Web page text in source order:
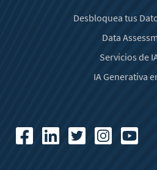
Desbloquea tus
Data
Servicios de
IA Generativa